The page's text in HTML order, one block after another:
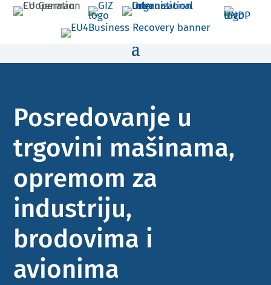
Posredovanje u
trgovini mašinama,
opremom za
industriju,
brodovima i
avionima ​